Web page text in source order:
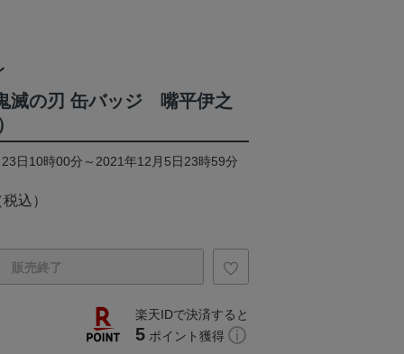
滅の刃 缶バッジ 嘴平伊之
日10時00分～2021年12月5日23時59分
込）
販売終了
楽天IDで決済すると
5 ポイント獲得